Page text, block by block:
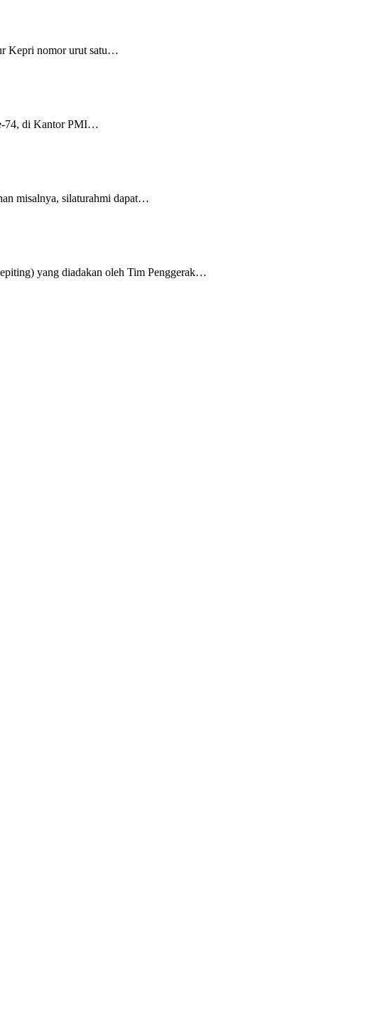
Kepri nomor urut satu…
74, di Kantor PMI…
misalnya, silaturahmi dapat…
yang diadakan oleh Tim Penggerak…